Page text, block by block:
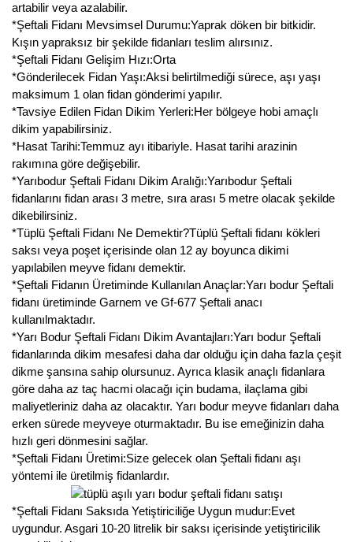
artabilir veya azalabilir.
*Şeftali Fidanı Mevsimsel Durumu:Yaprak döken bir bitkidir.
Kışın yapraksız bir şekilde fidanları teslim alırsınız.
*Şeftali Fidanı Gelişim Hızı:Orta
*Gönderilecek Fidan Yaşı:Aksi belirtilmediği sürece, aşı yaşı
maksimum 1 olan fidan gönderimi yapılır.
*Tavsiye Edilen Fidan Dikim Yerleri:Her bölgeye hobi amaçlı
dikim yapabilirsiniz.
*Hasat Tarihi:Temmuz ayı itibariyle. Hasat tarihi arazinin
rakımına göre değişebilir.
*Yarıbodur Şeftali Fidanı Dikim Aralığı:Yarıbodur Şeftali
fidanlarını fidan arası 3 metre, sıra arası 5 metre olacak şekilde
dikebilirsiniz.
*Tüplü Şeftali Fidanı Ne Demektir?Tüplü Şeftali fidanı kökleri
saksı veya poşet içerisinde olan 12 ay boyunca dikimi
yapılabilen meyve fidanı demektir.
*Şeftali Fidanın Üretiminde Kullanılan Anaçlar:Yarı bodur Şeftali
fidanı üretiminde Garnem ve Gf-677 Şeftali anacı
kullanılmaktadır.
*Yarı Bodur Şeftali Fidanı Dikim Avantajları:Yarı bodur Şeftali
fidanlarında dikim mesafesi daha dar olduğu için daha fazla çeşit
dikme şansına sahip olursunuz. Ayrıca klasik anaçlı fidanlara
göre daha az taç hacmi olacağı için budama, ilaçlama gibi
maliyetleriniz daha az olacaktır. Yarı bodur meyve fidanları daha
erken sürede meyveye oturmaktadır. Bu ise emeğinizin daha
hızlı geri dönmesini sağlar.
*Şeftali Fidanı Üretimi:Size gelecek olan Şeftali fidanı aşı
yöntemi ile üretilmiş fidanlardır.
*Şeftali Fidanı Saksıda Yetiştiriciliğe Uygun mudur:Evet
uygundur. Asgari 10-20 litrelik bir saksı içerisinde yetiştiricilik